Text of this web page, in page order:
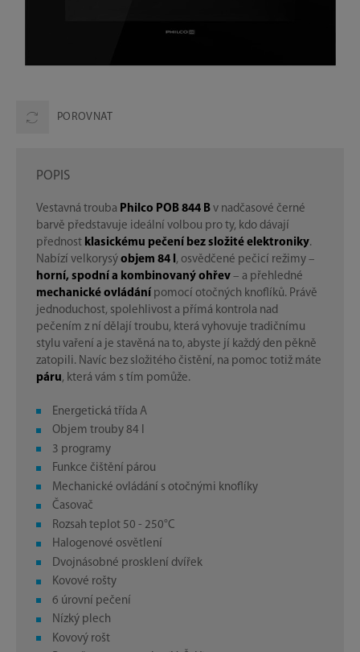
POROVNAT
POPIS
Vestavná trouba Philco POB 844 B v nadčasové černé
barvě představuje ideální volbou pro ty, kdo dávají
přednost klasickému pečení bez složité elektroniky.
Nabízí velkorysý objem 84 l , osvědčené pečicí režimy –
horní, spodní a kombinovaný ohřev – a přehledné
mechanické ovládání pomocí otočných knoflíků. Právě
jednoduchost, spolehlivost a přímá kontrola nad
pečením z ní dělají troubu, která vyhovuje tradičnímu
stylu vaření a je stavěná na to, abyste jí každý den pěkně
zatopili. Navíc bez složitého čistění, na pomoc totiž máte
páru, která vám s tím pomůže.
Energetická třída A
Objem trouby 84 l
3 programy
Funkce čištění párou
Mechanické ovládání s otočnými knoflíky
Časovač
Rozsah teplot 50 - 250°C
Halogenové osvětlení
Dvojnásobné prosklení dvířek
Kovové rošty
6 úrovní pečení
Nízký plech
Kovový rošt